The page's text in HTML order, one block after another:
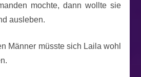
mochte, dann wollte sie
ausleben.
Männer müsste sich Laila wohl